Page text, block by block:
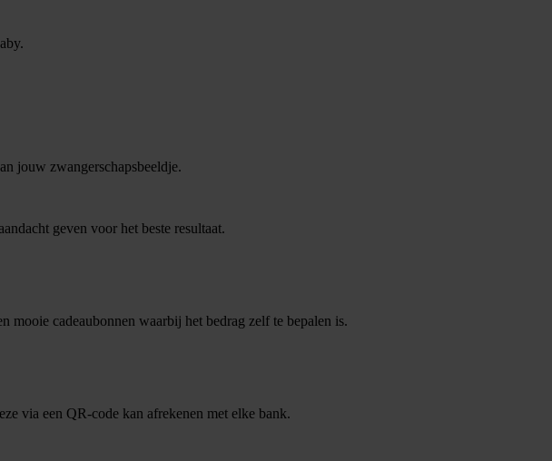
jouw zwangerschapsbeeldje.
geven voor het beste resultaat.
mooie cadeaubonnen waarbij het bedrag zelf te bepalen is.
via een QR-code kan afrekenen met elke bank.